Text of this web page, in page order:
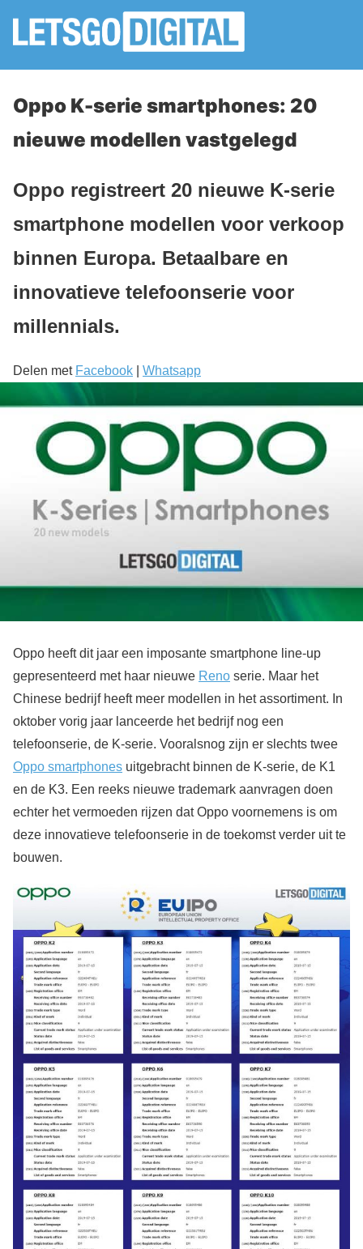
Oppo K-serie smartphones: 20
nieuwe modellen vastgelegd
Oppo registreert 20 nieuwe K-serie
smartphone modellen voor verkoop
binnen Europa. Betaalbare en
innovatieve telefoonserie voor
millennials.
Delen met Facebook Whatsapp
Oppo heeft dit jaar een imposante smartphone line-up
gepresenteerd met haar nieuwe Reno serie. Maar het
Chinese bedrijf heeft meer modellen in het assortiment. In
oktober vorig jaar lanceerde het bedrijf nog een
telefoonserie, de K-serie. Vooralsnog zijn er slechts twee
Oppo smartphones uitgebracht binnen de K-serie, de K1
en de K3. Een reeks nieuwe trademark aanvragen doen
echter het vermoeden rijzen dat Oppo voornemens is om
deze innovatieve telefoonserie in de toekomst verder uit te
bouwen.